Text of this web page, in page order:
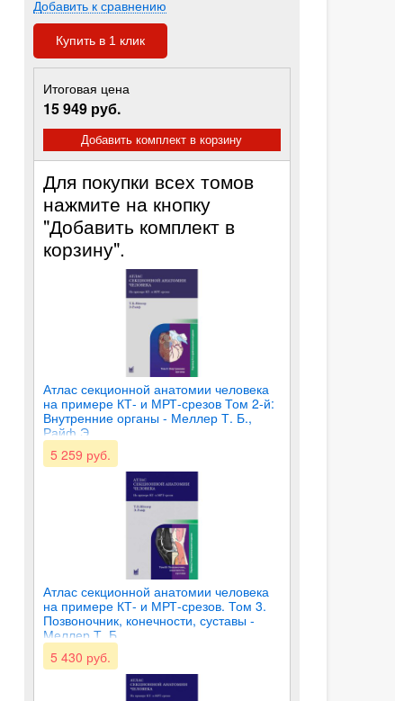
Добавить к сравнению
Купить в 1 клик
Итоговая цена
15 949 руб.
Добавить комплект в корзину
Для покупки всех томов
нажмите на кнопку
"Добавить комплект в
корзину".
Атлас секционной анатомии человека
на примере КТ- и МРТ-срезов Том 2-й:
Внутренние органы - Меллер Т. Б.,
Райф Э.
5 259 руб.
Атлас секционной анатомии человека
на примере КТ- и МРТ-срезов. Том 3.
Позвоночник, конечности, суставы -
Меллер Т. Б.
5 430 руб.